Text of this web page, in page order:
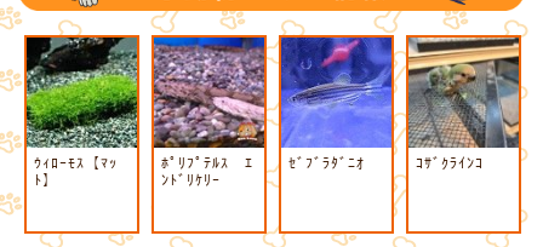
ｳｨﾛｰﾓｽ【ﾏｯ
ﾄ】
ﾎﾟﾘﾌﾟﾃﾙｽ ｴ
ﾝﾄﾞﾘｹﾘｰ
ｾﾞﾌﾞﾗﾀﾞﾆｵ ｺｻﾞｸﾗｲﾝｺ